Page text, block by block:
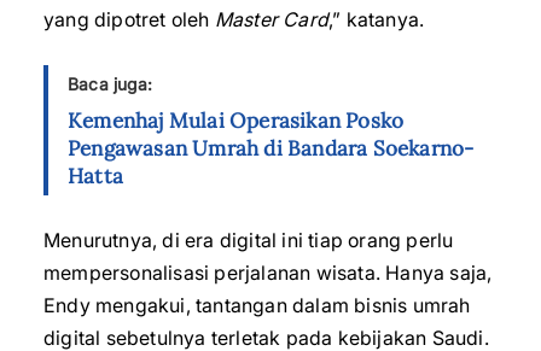
yang dipotret oleh Master Card,” katanya.
Baca juga:
Kemenhaj Mulai Operasikan Posko
Pengawasan Umrah di Bandara Soekarno-
Hatta
Menurutnya, di era digital ini tiap orang perlu
mempersonalisasi perjalanan wisata. Hanya saja,
Endy mengakui, tantangan dalam bisnis umrah
digital sebetulnya terletak pada kebijakan Saudi.